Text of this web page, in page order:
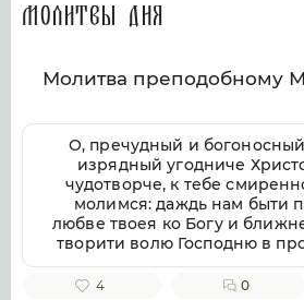
Молитвы дня
Молитва преподобному
О, пречудный и
изрядный угодниче
чудотворче, к тебе
молимся: даждь нам быти
любве твоея ко Богу и
творити волю Господню в
смирении, заповеди
непогрешительно, призри
4 0